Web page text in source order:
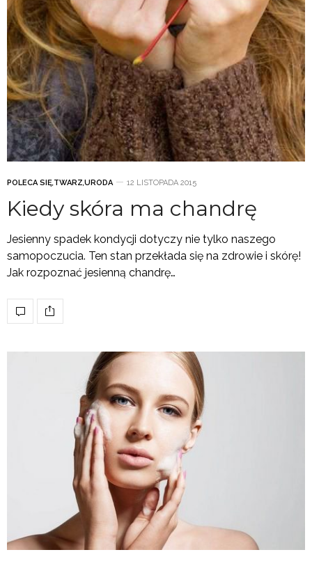
POLECA SIĘ,TWARZ,URODA 12 LISTOPADA 2015
Kiedy skóra ma chandrę
Jesienny spadek kondycji dotyczy nie tylko naszego
samopoczucia. Ten stan przekłada się na zdrowie i skórę!
Jak rozpoznać jesienną chandrę…